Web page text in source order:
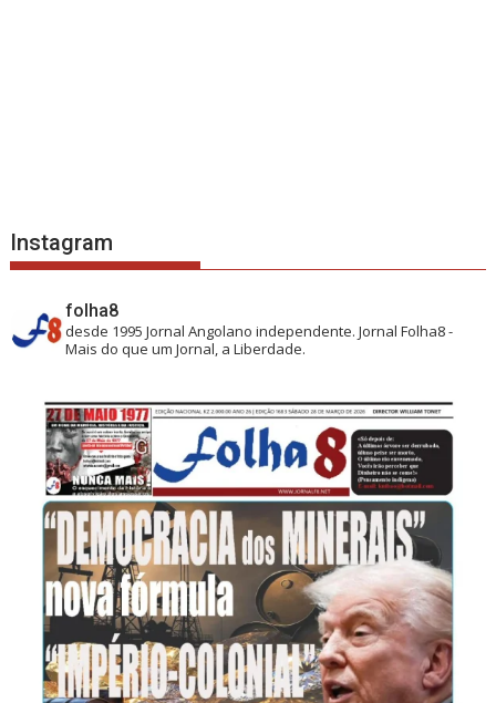
Instagram
folha8
desde 1995 Jornal Angolano independente.Jornal Folha8 -
Mais do que um Jornal, a Liberdade.